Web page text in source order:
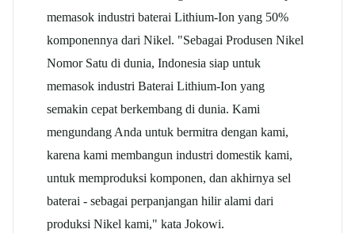
memasok industri baterai Lithium-Ion yang 50%
komponennya dari Nikel. "Sebagai Produsen Nikel
Nomor Satu di dunia, Indonesia siap untuk
memasok industri Baterai Lithium-Ion yang
semakin cepat berkembang di dunia. Kami
mengundang Anda untuk bermitra dengan kami,
karena kami membangun industri domestik kami,
untuk memproduksi komponen, dan akhirnya sel
baterai - sebagai perpanjangan hilir alami dari
produksi Nikel kami," kata Jokowi.